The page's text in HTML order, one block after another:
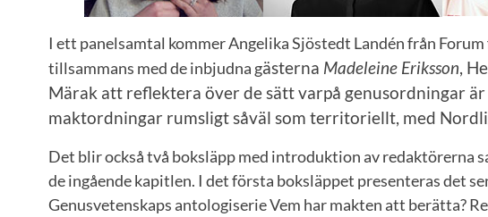
I ett panelsamtal kommer Angelika Sjöstedt Landén från
tillsammans med de inbjudna gästerna Madeleine Eriksson
Märak att reflektera över de sätt varpå genusordningar
maktordningar rumsligt såväl som territoriellt, med
Det blir också två boksläpp med introduktion av redaktörerna
de ingående kapitlen. I det första boksläppet presenteras det
Genusvetenskaps antologiserieVem har makten att berätta?